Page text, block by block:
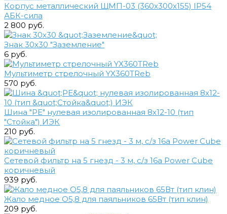
Корпус металлический ЩМП-03 (360х300х155) IP54
АБК-сила
2 800 руб.
Знак 30х30 "Заземление"
6 руб.
Мультиметр стрелочный YX360TReb
570 руб.
Шина "PE" нулевая изолированная 8х12-10 (тип
"Стойка") ИЭК
210 руб.
Сетевой фильтр на 5 гнезд - 3 м, с/з 16a Power Cube
коричневый
939 руб.
Жало медное О5,8 для паяльников 65Вт (тип клин)
209 руб.